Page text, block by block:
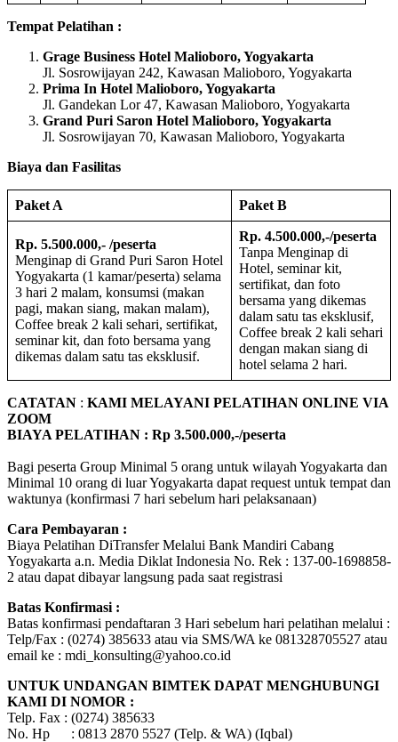
Tempat Pelatihan :
Grage Business Hotel Malioboro, Yogyakarta
Jl. Sosrowijayan 242, Kawasan Malioboro, Yogyakarta
Prima In Hotel Malioboro, Yogyakarta
Jl. Gandekan Lor 47, Kawasan Malioboro, Yogyakarta
Grand Puri Saron Hotel Malioboro, Yogyakarta
Jl. Sosrowijayan 70, Kawasan Malioboro, Yogyakarta
Biaya dan Fasilitas
Paket A Paket B
Rp. 5.500.000,- /peserta
Menginap di Grand Puri Saron Hotel
Yogyakarta (1 kamar/peserta) selama
3 hari 2 malam, konsumsi (makan
pagi, makan siang, makan malam),
Coffee break 2 kali sehari, sertifikat,
seminar kit, dan foto bersama yang
dikemas dalam satu tas eksklusif.
Rp. 4.500.000,-/peserta
Tanpa Menginap di
Hotel, seminar kit,
sertifikat, dan foto
bersama yang dikemas
dalam satu tas eksklusif,
Coffee break 2 kali sehari
dengan makan siang di
hotel selama 2 hari.
CATATAN : KAMI MELAYANI PELATIHAN ONLINE VIA
ZOOM
BIAYA PELATIHAN : Rp 3.500.000,-/peserta
Bagi peserta Group Minimal 5 orang untuk wilayah Yogyakarta dan
Minimal 10 orang di luar Yogyakarta dapat request untuk tempat dan
waktunya (konfirmasi 7 hari sebelum hari pelaksanaan)
Cara Pembayaran :
Biaya Pelatihan DiTransfer Melalui Bank Mandiri Cabang
Yogyakarta a.n. Media Diklat Indonesia No. Rek : 137-00-1698858-
2 atau dapat dibayar langsung pada saat registrasi
Batas Konfirmasi :
Batas konfirmasi pendaftaran 3 Hari sebelum hari pelatihan melalui :
Telp/Fax : (0274) 385633 atau via SMS/WA ke 081328705527 atau
email ke : mdi_konsulting@yahoo.co.id
UNTUK UNDANGAN BIMTEK DAPAT MENGHUBUNGI
KAMI DI NOMOR :
Telp. Fax : (0274) 385633
No. Hp : 0813 2870 5527 (Telp. & WA) (Iqbal)